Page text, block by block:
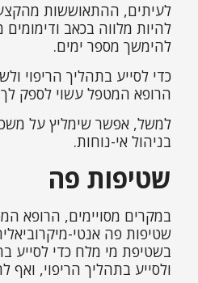
לעיתים, ההתאוששות
להיות מלווה בכאב
להימשך מספר ימים.
כדי לסייע בתהליך הריפוי
הרופא המטפל עשוי לספק לך
למשל, אפשר שימליץ על
בניהול אי-נוחות.
שטיפות פה
במקרים מסויימים, הרופא
שטיפות פה אנטי-
בשטיפת מי מלח כדי לסייע
ולסייע בתהליך הריפוי, ואף